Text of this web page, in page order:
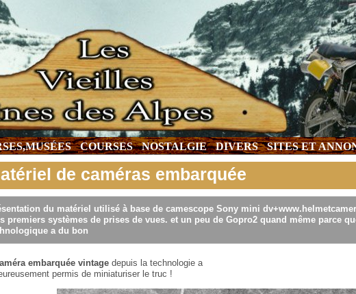
COURSES NOSTALGIE DIVERS SITES ET
de caméras embarquée
du matériel utilisé à base de camescope Sony mini
premiers systèmes de prises de vues. et un peu de Gopro2 quand même parce
a du bon
embarquée vintage depuis la technologie a
permis de miniaturiser le truc !